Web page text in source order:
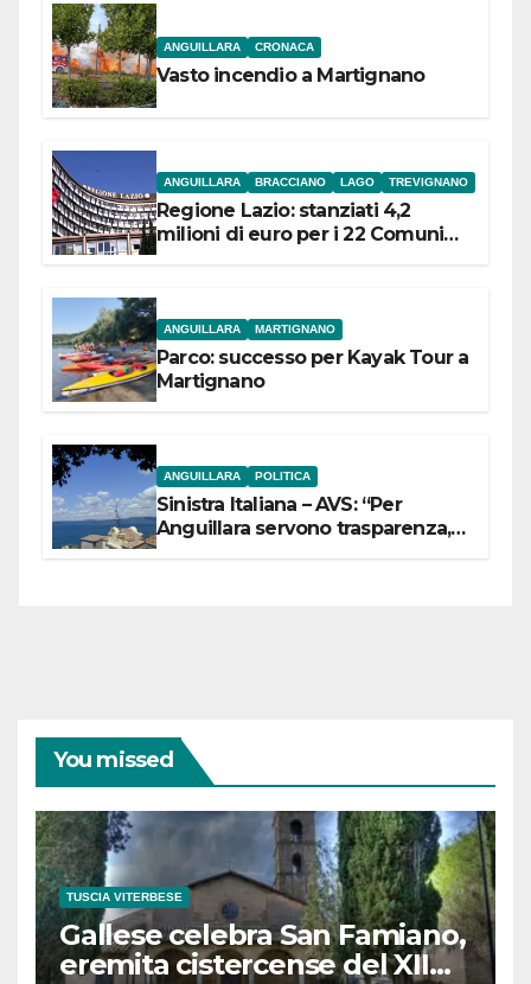
ANGUILLARA CRONACA
Vasto incendio a Martignano
ANGUILLARA BRACCIANO LAGO TREVIGNANO
Regione Lazio: stanziati 4,2
milioni di euro per i 22 Comuni
ANGUILLARA MARTIGNANO
Parco: successo per Kayak Tour a
Martignano
ANGUILLARA POLITICA
Sinistra Italiana – AVS: “Per
Anguillara servono trasparenza,
You missed
TUSCIA VITERBESE
Gallese celebra San Famiano,
eremita cistercense del XII